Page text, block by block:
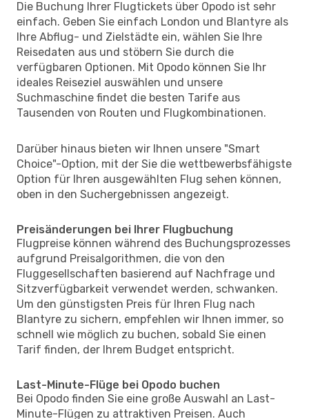
Die Buchung Ihrer Flugtickets über Opodo ist sehr
einfach. Geben Sie einfach London und Blantyre als
Ihre Abflug- und Zielstädte ein, wählen Sie Ihre
Reisedaten aus und stöbern Sie durch die
verfügbaren Optionen. Mit Opodo können Sie Ihr
ideales Reiseziel auswählen und unsere
Suchmaschine findet die besten Tarife aus
Tausenden von Routen und Flugkombinationen.
Darüber hinaus bieten wir Ihnen unsere "Smart
Choice"-Option, mit der Sie die wettbewerbsfähigste
Option für Ihren ausgewählten Flug sehen können,
oben in den Suchergebnissen angezeigt.
Preisänderungen bei Ihrer Flugbuchung
Flugpreise können während des Buchungsprozesses
aufgrund Preisalgorithmen, die von den
Fluggesellschaften basierend auf Nachfrage und
Sitzverfügbarkeit verwendet werden, schwanken.
Um den günstigsten Preis für Ihren Flug nach
Blantyre zu sichern, empfehlen wir Ihnen immer, so
schnell wie möglich zu buchen, sobald Sie einen
Tarif finden, der Ihrem Budget entspricht.
Last-Minute-Flüge bei Opodo buchen
Bei Opodo finden Sie eine große Auswahl an Last-
Minute-Flügen zu attraktiven Preisen. Auch